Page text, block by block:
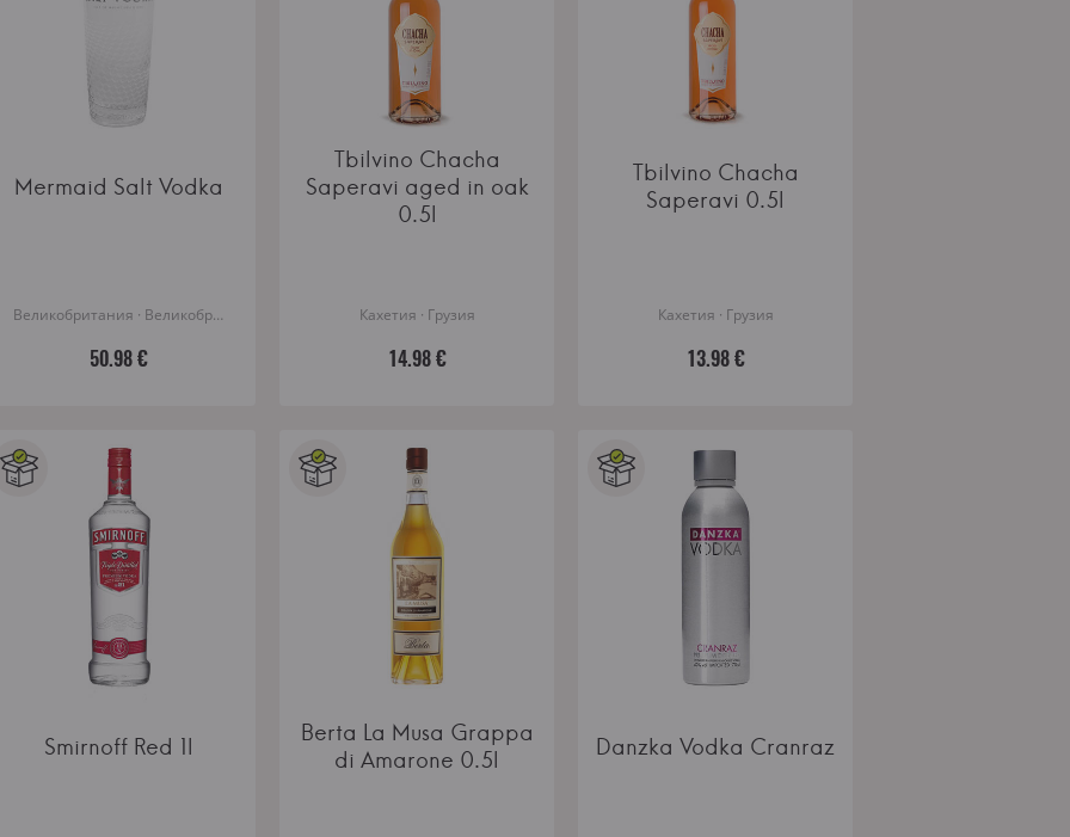
Mermaid Salt Vodka
Великобритания · Великобритания
50.98 €
Tbilvino Chacha
Saperavi aged in oak
0.5l
Кахетия · Грузия
14.98 €
Tbilvino Chacha
Saperavi 0.5l
Кахетия · Грузия
13.98 €
Smirnoff Red 1l
Berta La Musa Grappa
di Amarone 0.5l
Danzka Vodka Cranraz